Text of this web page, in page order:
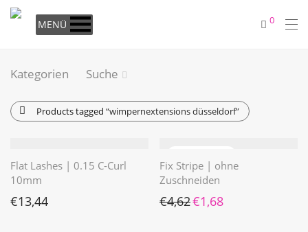
MENÜ 0
Kategorien Suche
Products tagged “wimpernextensions düsseldorf”
Flat Lashes | 0.15 C-Curl
10mm
€13,44
Fix Stripe | ohne
Zuschneiden
€4,62 Ursprünglicher Preis war:
€1,68